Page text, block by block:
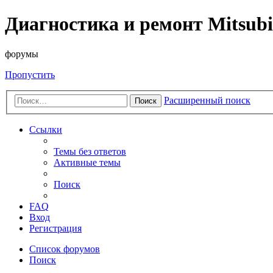
Диагностика и ремонт
форумы
Пропустить
Поиск Расширенный поиск
Ссылки
Темы без ответов
Активные темы
Поиск
FAQ
Вход
Регистрация
Список форумов
Поиск